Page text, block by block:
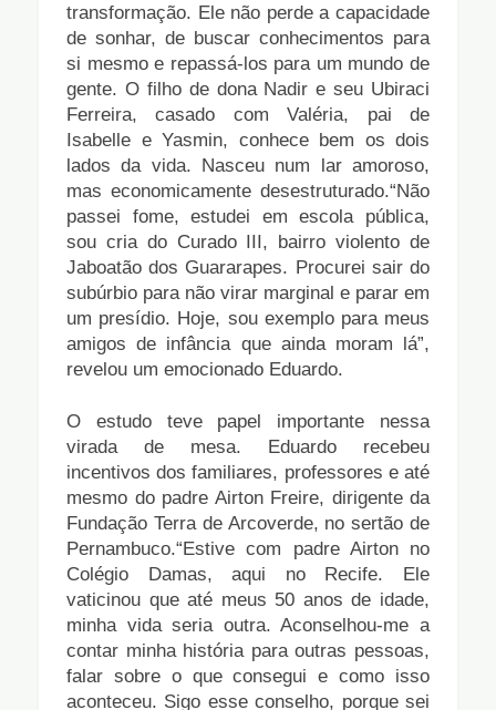
transformação. Ele não perde a capacidade
de sonhar, de buscar conhecimentos para
si mesmo e repassá-los para um mundo de
gente. O filho de dona Nadir e seu Ubiraci
Ferreira, casado com Valéria, pai de
Isabelle e Yasmin, conhece bem os dois
lados da vida. Nasceu num lar amoroso,
mas economicamente desestruturado.“Não
passei fome, estudei em escola pública,
sou cria do Curado III, bairro violento de
Jaboatão dos Guararapes. Procurei sair do
subúrbio para não virar marginal e parar em
um presídio. Hoje, sou exemplo para meus
amigos de infância que ainda moram lá”,
revelou um emocionado Eduardo.
O estudo teve papel importante nessa
virada de mesa. Eduardo recebeu
incentivos dos familiares, professores e até
mesmo do padre Airton Freire, dirigente da
Fundação Terra de Arcoverde, no sertão de
Pernambuco.“Estive com padre Airton no
Colégio Damas, aqui no Recife. Ele
vaticinou que até meus 50 anos de idade,
minha vida seria outra. Aconselhou-me a
contar minha história para outras pessoas,
falar sobre o que consegui e como isso
aconteceu. Sigo esse conselho, porque sei